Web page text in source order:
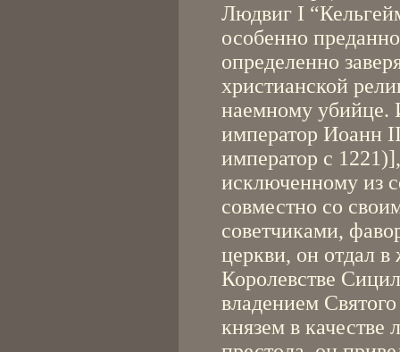
Людвиг I
особенно
определенно
христианской
наемному убийце.
император Иоанн
император с
исключенному из
совместно со
советчиками,
церкви, он отдал
Королевстве
владением
князем в качестве